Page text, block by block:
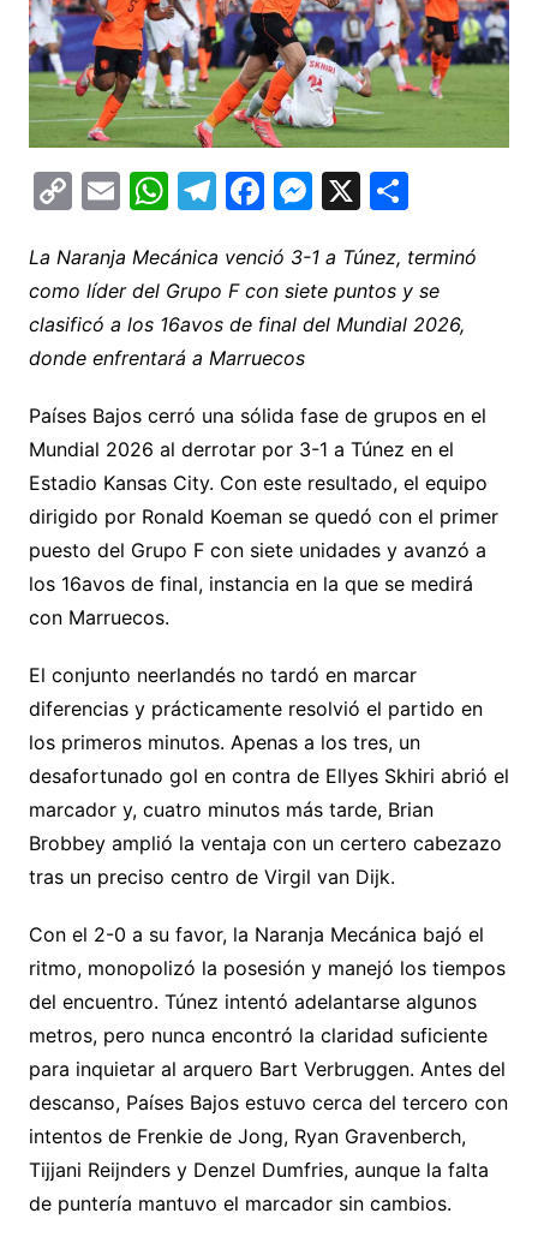
C
p
y
Li
n
k
E
ai
l
W
at
s
A
p
p
T
e
gr
a
m
F
c
e
b
o
o
k
M
s
s
e
g
er
X C
m
p
ar
La Naranja Mecánica venció 3-1 a Túnez, terminó
como líder del Grupo F con siete puntos y se
clasificó a los 16avos de final del Mundial 2026,
donde enfrentará a Marruecos
Países Bajos cerró una sólida fase de grupos en el
Mundial 2026 al derrotar por 3-1 a Túnez en el
Estadio Kansas City. Con este resultado, el equipo
dirigido por Ronald Koeman se quedó con el primer
puesto del Grupo F con siete unidades y avanzó a
los 16avos de final, instancia en la que se medirá
con Marruecos.
El conjunto neerlandés no tardó en marcar
diferencias y prácticamente resolvió el partido en
los primeros minutos. Apenas a los tres, un
desafortunado gol en contra de Ellyes Skhiri abrió el
marcador y, cuatro minutos más tarde, Brian
Brobbey amplió la ventaja con un certero cabezazo
tras un preciso centro de Virgil van Dijk.
Con el 2-0 a su favor, la Naranja Mecánica bajó el
ritmo, monopolizó la posesión y manejó los tiempos
del encuentro. Túnez intentó adelantarse algunos
metros, pero nunca encontró la claridad suficiente
para inquietar al arquero Bart Verbruggen. Antes del
descanso, Países Bajos estuvo cerca del tercero con
intentos de Frenkie de Jong, Ryan Gravenberch,
Tijjani Reijnders y Denzel Dumfries, aunque la falta
de puntería mantuvo el marcador sin cambios.